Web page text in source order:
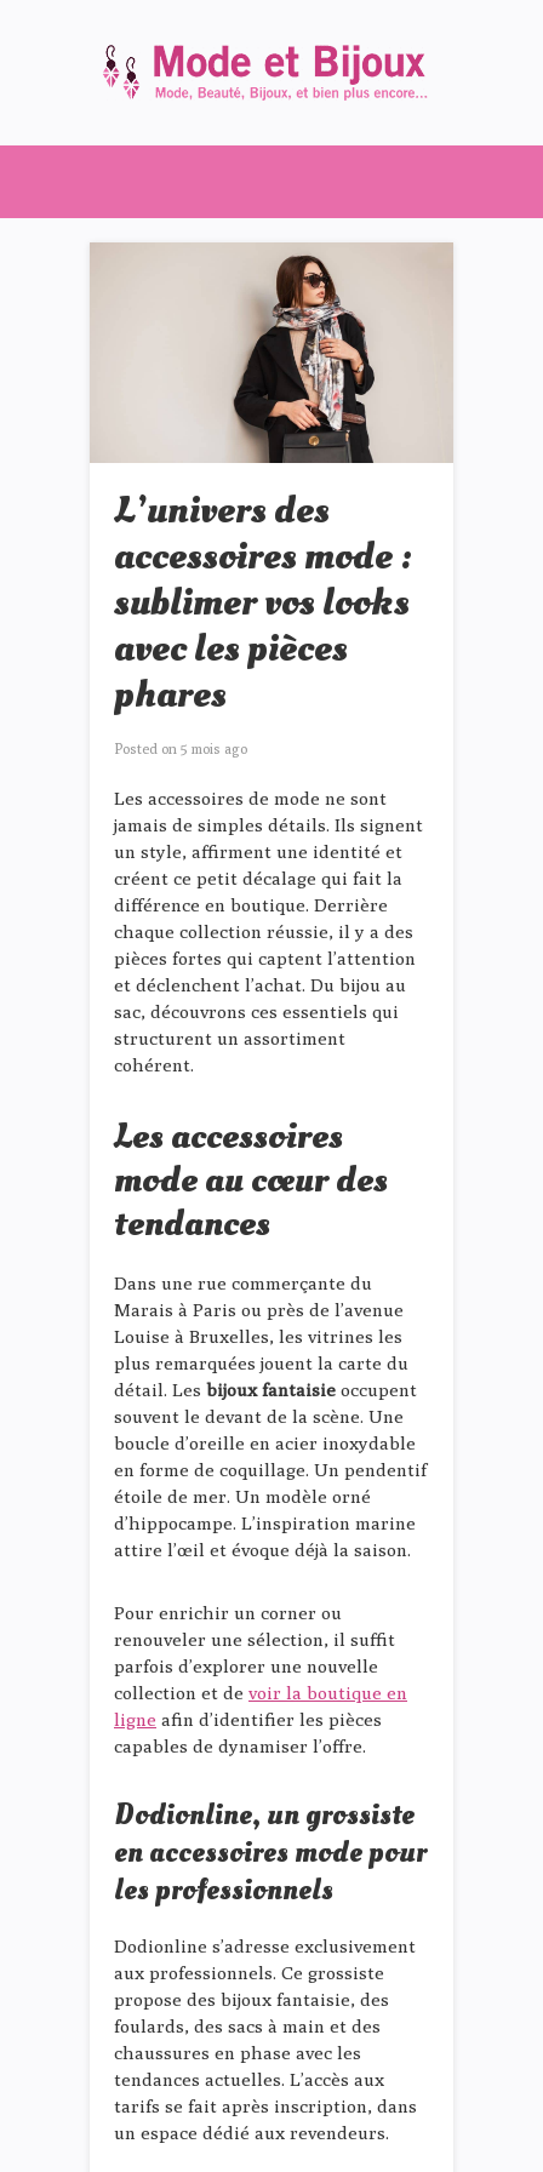
L’univers des
accessoires mode :
sublimer vos looks
avec les pièces
phares
Posted on 5 mois ago
Les accessoires de mode ne sont
jamais de simples détails. Ils signent
un style, affirment une identité et
créent ce petit décalage qui fait la
différence en boutique. Derrière
chaque collection réussie, il y a des
pièces fortes qui captent l’attention
et déclenchent l’achat. Du bijou au
sac, découvrons ces essentiels qui
structurent un assortiment
cohérent.
Les accessoires
mode au cœur des
tendances
Dans une rue commerçante du
Marais à Paris ou près de l’avenue
Louise à Bruxelles, les vitrines les
plus remarquées jouent la carte du
détail. Les bijoux fantaisie occupent
souvent le devant de la scène. Une
boucle d’oreille en acier inoxydable
en forme de coquillage. Un pendentif
étoile de mer. Un modèle orné
d’hippocampe. L’inspiration marine
attire l’œil et évoque déjà la saison.
Pour enrichir un corner ou
renouveler une sélection, il suffit
parfois d’explorer une nouvelle
collection et de voir la boutique en
ligne afin d’identifier les pièces
capables de dynamiser l’offre.
Dodionline, un grossiste
en accessoires mode pour
les professionnels
Dodionline s’adresse exclusivement
aux professionnels. Ce grossiste
propose des bijoux fantaisie, des
foulards, des sacs à main et des
chaussures en phase avec les
tendances actuelles. L’accès aux
tarifs se fait après inscription, dans
un espace dédié aux revendeurs.